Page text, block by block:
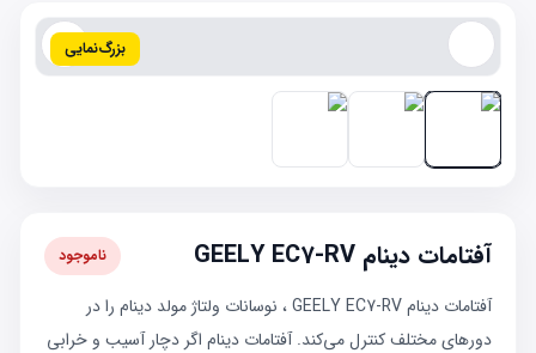
بزرگ‌نمایی
آفتامات دینام GEELY EC7-RV ناموجود
آفتامات دینام GEELY EC7-RV ، نوسانات ولتاژ مولد دینام را در
دورهای مختلف کنترل می‌کند. آفتامات دینام اگر دچار آسیب و خرابی